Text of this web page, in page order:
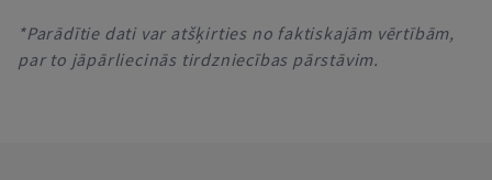
*Parādītie dati var atšķirties no faktiskajām vērtībām,
par to jāpārliecinās tirdzniecības pārstāvim.